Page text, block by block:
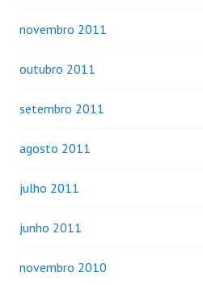
novembro 2011
outubro 2011
setembro 2011
agosto 2011
julho 2011
junho 2011
novembro 2010